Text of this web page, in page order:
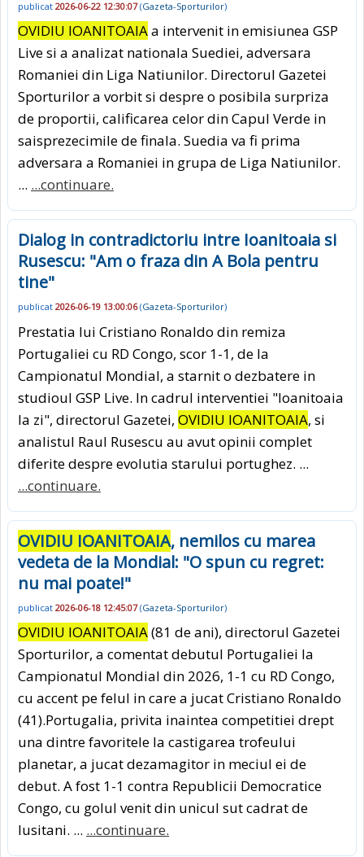
publicat 2026-06-22 12:30:07(Gazeta-Sporturilor)
OVIDIU IOANITOAIAa intervenit in emisiunea GSP
Live si a analizat nationala Suediei, adversara
Romaniei din Liga Natiunilor. Directorul Gazetei
Sporturilor a vorbit si despre o posibila surpriza
de proportii, calificarea celor din Capul Verde in
saisprezecimile de finala. Suedia va fi prima
adversara a Romaniei in grupa de Liga Natiunilor.
... ...continuare.
Dialog in contradictoriu intre Ioanitoaia si
Rusescu: "Am o fraza din A Bola pentru
tine"
publicat 2026-06-19 13:00:06(Gazeta-Sporturilor)
Prestatia lui Cristiano Ronaldo din remiza
Portugaliei cu RD Congo, scor 1-1, de la
Campionatul Mondial, a starnit o dezbatere in
studioul GSP Live. In cadrul interventiei "Ioanitoaia
la zi", directorul Gazetei, OVIDIU IOANITOAIA, si
analistul Raul Rusescu au avut opinii complet
diferite despre evolutia starului portughez. ...
...continuare.
OVIDIU IOANITOAIA, nemilos cu marea
vedeta de la Mondial: "O spun cu regret:
nu mai poate!"
publicat 2026-06-18 12:45:07(Gazeta-Sporturilor)
OVIDIU IOANITOAIA(81 de ani), directorul Gazetei
Sporturilor, a comentat debutul Portugaliei la
Campionatul Mondial din 2026, 1-1 cu RD Congo,
cu accent pe felul in care a jucat Cristiano Ronaldo
(41).Portugalia, privita inaintea competitiei drept
una dintre favoritele la castigarea trofeului
planetar, a jucat dezamagitor in meciul ei de
debut. A fost 1-1 contra Republicii Democratice
Congo, cu golul venit din unicul sut cadrat de
lusitani. ... ...continuare.